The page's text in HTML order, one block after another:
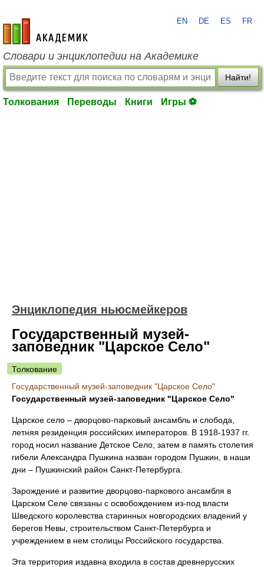
academic.ru
EN DE ES FR
Словари и энциклопедии на Академике
Найти!
Толкования Переводы Книги Игры ⚽
Энциклопедия ньюсмейкеров
Государственный музей-
заповедник "Царское Село"
Толкование
Государственный музей-заповедник "Царское Село"
Государственный музей-заповедник "Царское Село"
Царское село – дворцово-парковый ансамбль и слобода,
летняя резиденция российских императоров. В 1918-1937 гг.
город носил название Детское Село, затем в память столетия
гибели Александра Пушкина назван городом Пушкин, в наши
дни – Пушкинский район Санкт-Петербурга.
Зарождение и развитие дворцово-паркового ансамбля в
Царском Селе связаны с освобождением из-под власти
Шведского королевства старинных новгородских владений у
берегов Невы, строительством Санкт-Петербурга и
учреждением в нем столицы Российского государства.
Эта территория издавна входила в состав древнерусских